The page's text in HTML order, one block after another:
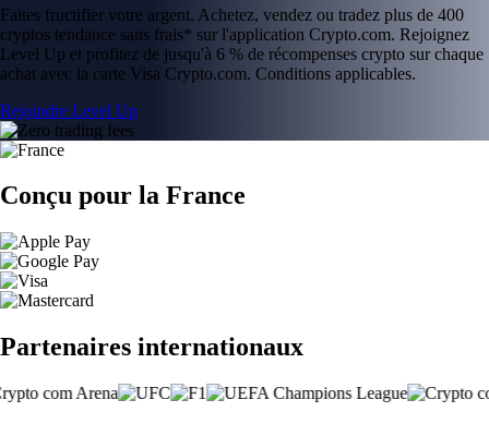
Faites fructifier votre argent. Achetez, vendez ou tradez plus de 400
cryptos tendance sans frais* sur l'application Crypto.com. Rejoignez
Level Up et profitez de jusqu'à 6 % de récompenses crypto sur chaque
achat avec la carte Visa Crypto.com. Conditions applicables.
Rejoindre Level Up
Conçu pour la France
Partenaires internationaux